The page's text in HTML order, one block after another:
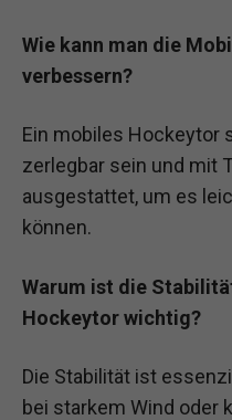
Wie kann man die
verbessern?
Ein mobiles Hockeytor
zerlegbar sein und mit
ausgestattet, um es
können.
Warum ist die
Hockeytor wichtig?
Die Stabilität ist
bei starkem Wind oder